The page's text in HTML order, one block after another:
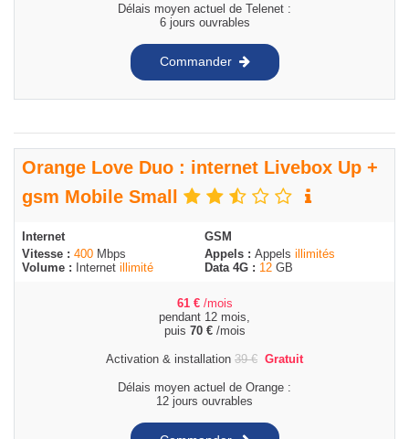
Délais moyen actuel de Telenet :
6 jours ouvrables
Commander
Orange Love Duo : internet Livebox Up +
gsm Mobile Small
Internet
Vitesse : 400 Mbps
Volume : Internet illimité
GSM
Appels : Appels illimités
Data 4G : 12 GB
61 € /mois
pendant 12 mois,
puis 70 €/mois
Activation & installation 39€ Gratuit
Délais moyen actuel de Orange :
12 jours ouvrables